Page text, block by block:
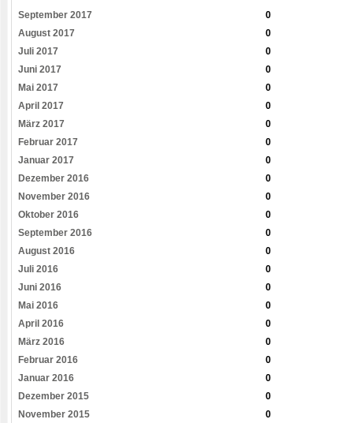
September 2017
0
August 2017
0
Juli 2017
0
Juni 2017
0
Mai 2017
0
April 2017
0
März 2017
0
Februar 2017
0
Januar 2017
0
Dezember 2016
0
November 2016
0
Oktober 2016
0
September 2016
0
August 2016
0
Juli 2016
0
Juni 2016
0
Mai 2016
0
April 2016
0
März 2016
0
Februar 2016
0
Januar 2016
0
Dezember 2015
0
November 2015
0